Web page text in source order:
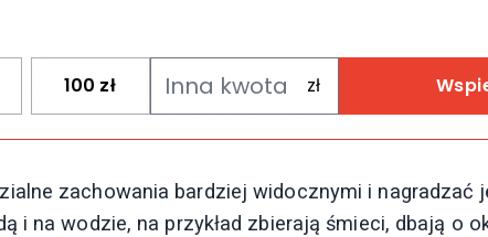
100 zł
zachowania bardziej widocznymi i nagradzać
i na wodzie, na przykład zbierają śmieci, dbają o